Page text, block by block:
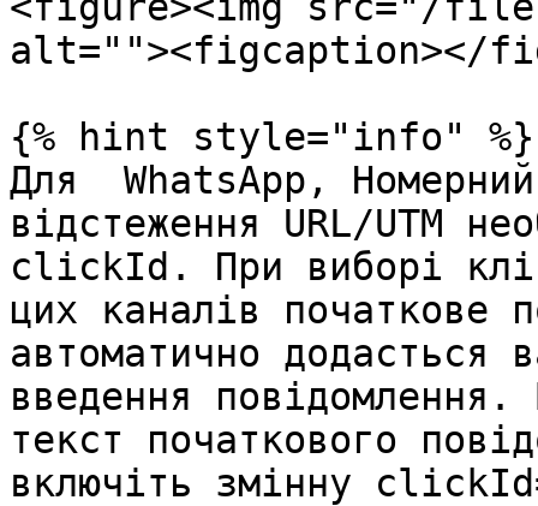
alt=""><figcaption></
{% hint style="info" %}
Для  WhatsApp,
відстеження URL/UTM
clickId. При виборі
цих каналів
автоматично додасться
введення
текст початкового
включіть змінну